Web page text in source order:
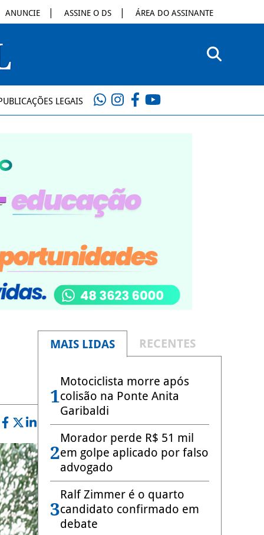
ANUNCIE ASSINE O DS ÁREA DO ASSINANTE
LEGAIS
MAIS LIDAS RECENTES
1
Motociclista morre após
colisão na Ponte Anita
Garibaldi
2
Morador perde R$ 51 mil
em golpe aplicado por falso
advogado
3
Ralf Zimmer é o quarto
candidato confirmado em
debate